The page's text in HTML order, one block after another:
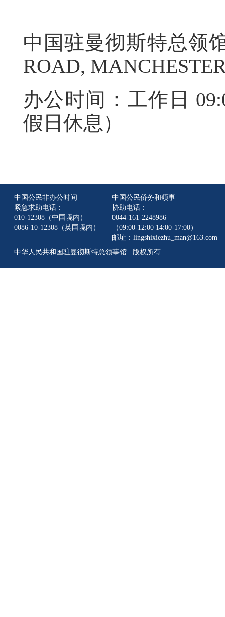
中国驻曼彻斯特总领
ROAD,
办公时间：工作日
假日休息）
中国公民非办公时间
紧急求助电话：
010-12308（中国境内）
0086-10-12308（英国境内）
中国公民侨务和领事
协助电话：
0044-161-2248986
（09:00-12:00 14:00-17:00）
邮址：lingshixiezhu_man@163.com
中华人民共和国驻曼彻斯特总领事馆 版权所有